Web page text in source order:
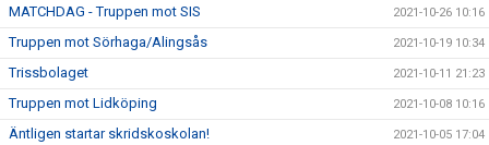
MATCHDAG - Truppen mot SIS 2021-10-26 10:16
Truppen mot Sörhaga/Alingsås 2021-10-19 10:34
Trissbolaget 2021-10-11 21:23
Truppen mot Lidköping 2021-10-08 10:16
Äntligen startar skridskoskolan! 2021-10-05 17:04